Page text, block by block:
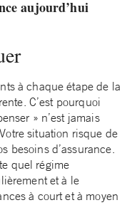
aujourd’hui
à chaque étape de la
C’est pourquoi
» n’est jamais
situation risque de
besoins d’assurance.
quel régime
et à le
à court et à moyen